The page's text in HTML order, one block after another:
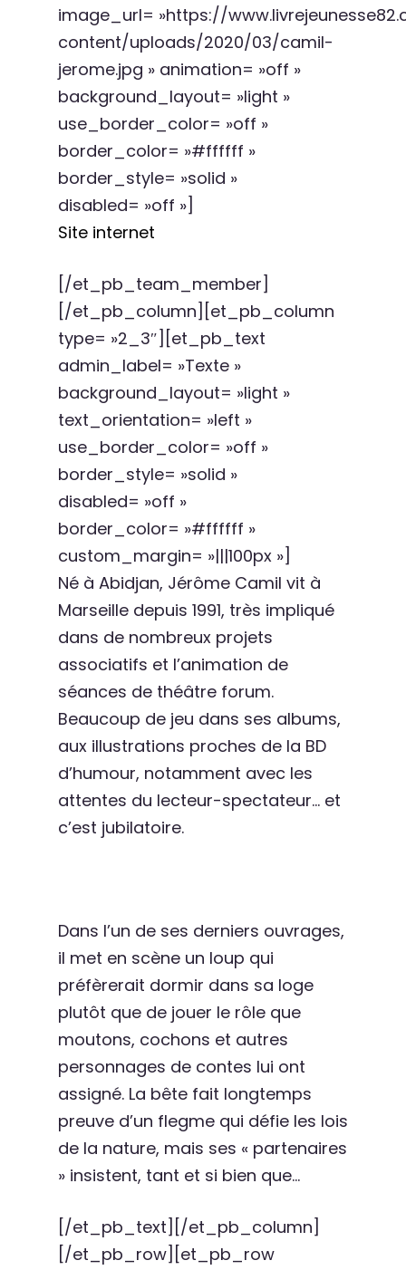
image_url= »https://
content/uploads/2020/03/camil-
jerome.jpg » animation= »off »
background_layout= »light »
use_border_color= »off »
border_color= »#ffffff »
border_style= »solid »
disabled= »off »]
Site internet
[/et_pb_team_member]
[/et_pb_column][et_pb_column
type= »2_3″][et_pb_text
admin_label= »Texte »
background_layout= »light »
text_orientation= »left »
use_border_color= »off »
border_style= »solid »
disabled= »off »
border_color= »#ffffff »
custom_margin= »|||100px »]
Né à Abidjan, Jérôme Camil vit à
Marseille depuis 1991, très impliqué
dans de nombreux projets
associatifs et l’animation de
séances de théâtre forum.
Beaucoup de jeu dans ses albums,
aux illustrations proches de la BD
d’humour, notamment avec les
attentes du lecteur-spectateur… et
c’est jubilatoire.
Dans l’un de ses derniers ouvrages,
il met en scène un loup qui
préfèrerait dormir dans sa loge
plutôt que de jouer le rôle que
moutons, cochons et autres
personnages de contes lui ont
assigné. La bête fait longtemps
preuve d’un flegme qui défie les lois
de la nature, mais ses « partenaires
» insistent, tant et si bien que…
[/et_pb_text][/et_pb_column]
[/et_pb_row][et_pb_row